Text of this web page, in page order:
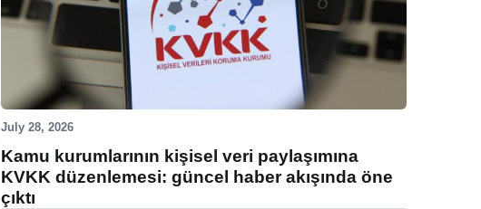
July 28, 2026
Kamu kurumlarının kişisel veri paylaşımına
KVKK düzenlemesi: güncel haber akışında öne
çıktı